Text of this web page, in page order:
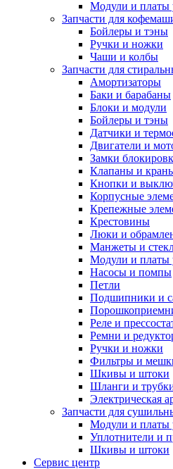
Модули и платы
Запчасти для
Бойлеры и тэны
Ручки и ножки
Чаши и колбы
Запчасти для
Амортизаторы
Баки и барабаны
Блоки и модули
Бойлеры и тэны
Датчики и
Двигатели и
Замки
Клапаны и
Кнопки и
Корпусные
Крепежные
Крестовины
Люки и
Манжеты и
Модули и платы
Насосы и помпы
Петли
Подшипники и
Реле и
Ремни и
Ручки и ножки
Фильтры и
Шкивы и штоки
Шланги и
Электрическая
Запчасти для
Модули и платы
Уплотнители и
Шкивы и штоки
Сервис центр